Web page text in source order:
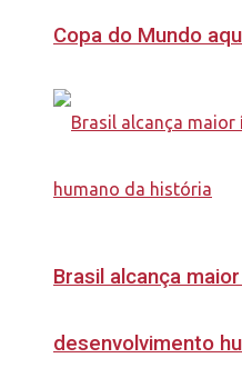
Copa do Mundo
Brasil alcança
desenvolvimento